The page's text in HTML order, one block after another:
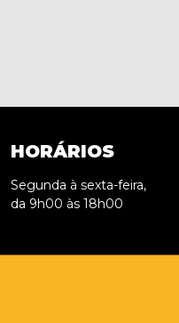
HORÁRIOS
Segunda à sexta-feira,
da 9h00 às 18h00